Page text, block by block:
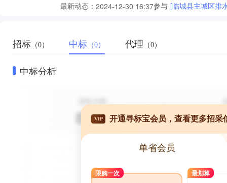
最新动态： 2024-12-30 16:37参与 [临城县主城区排
招标 （0） 中标 （0） 代理 （0）
中标分析
VIP 开通寻标宝会员，查看更多招采
单省会员
限购一次 最划算